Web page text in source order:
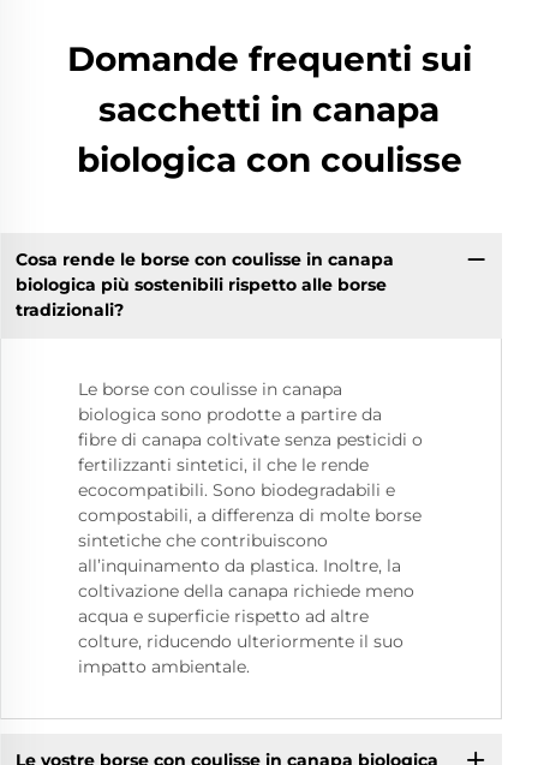
Domande frequenti sui
sacchetti in canapa
biologica con coulisse
Cosa rende le borse con coulisse in canapa
biologica più sostenibili rispetto alle borse
tradizionali?
Le borse con coulisse in canapa
biologica sono prodotte a partire da
fibre di canapa coltivate senza pesticidi o
fertilizzanti sintetici, il che le rende
ecocompatibili. Sono biodegradabili e
compostabili, a differenza di molte borse
sintetiche che contribuiscono
all’inquinamento da plastica. Inoltre, la
coltivazione della canapa richiede meno
acqua e superficie rispetto ad altre
colture, riducendo ulteriormente il suo
impatto ambientale.
Le vostre borse con coulisse in canapa biologica